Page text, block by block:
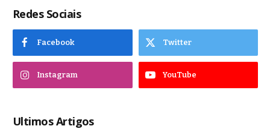
Redes Sociais
Facebook Twitter
Instagram YouTube
Ultimos Artigos